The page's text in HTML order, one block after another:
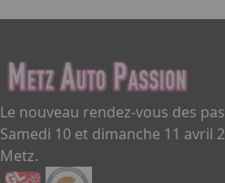
Le nouveau rendez-vous des
Samedi 10 et dimanche 11 avril
Metz.